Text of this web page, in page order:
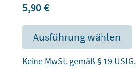
5,90€
Ausführung wählen
Keine MwSt. gemäß § 19 UStG.